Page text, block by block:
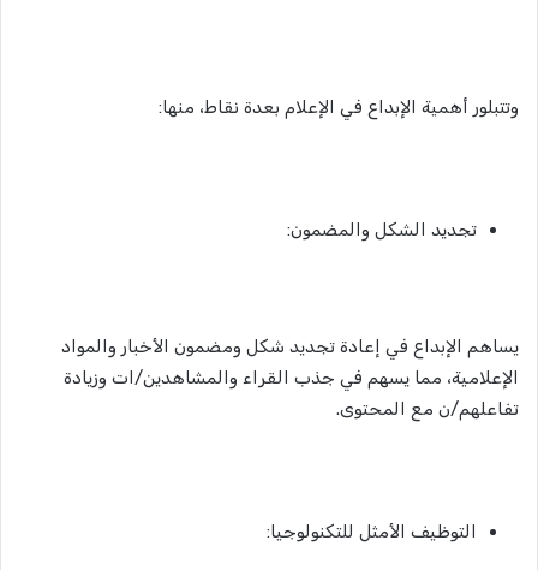
وتتبلور أهمية الإبداع في الإعلام بعدة نقاط، منها:
تجديد الشكل والمضمون:
يساهم الإبداع في إعادة تجديد شكل ومضمون الأخبار والمواد
الإعلامية، مما يسهم في جذب القراء والمشاهدين/ات وزيادة
تفاعلهم/ن مع المحتوى.
التوظيف الأمثل للتكنولوجيا: